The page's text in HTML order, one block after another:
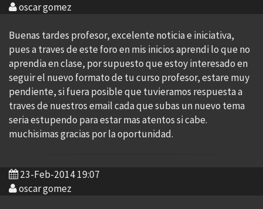
oscar gomez
Buenas tardes profesor, excelente noticia e iniciativa,
pues a traves de este foro en mis inicios aprendi lo que no
aprendia en clase, por supuesto que estoy interesado en
seguir el nuevo formato de tu curso profesor, estare muy
pendiente, si fuera posible que tuvieramos respuesta a
traves de nuestros email cada que subas un nuevo tema
seria estupendo para estar mas atentos si cabe.
muchisimas gracias por la oportunidad.
23-Feb-2014 19:07
oscar gomez